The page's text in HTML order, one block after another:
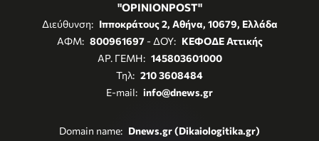
"OPINIONPOST"
Διεύθυνση: Ιπποκράτους 2, Αθήνα, 10679, Ελλάδα
ΑΦΜ: 800961697- ΔΟΥ: ΚΕΦΟΔΕ Αττικής
ΑΡ. ΓΕΜΗ: 145803601000
Τηλ: 210 3608484
E-mail: info@dnews.gr
Domain name: Dnews.gr (Dikaiologitika.gr)